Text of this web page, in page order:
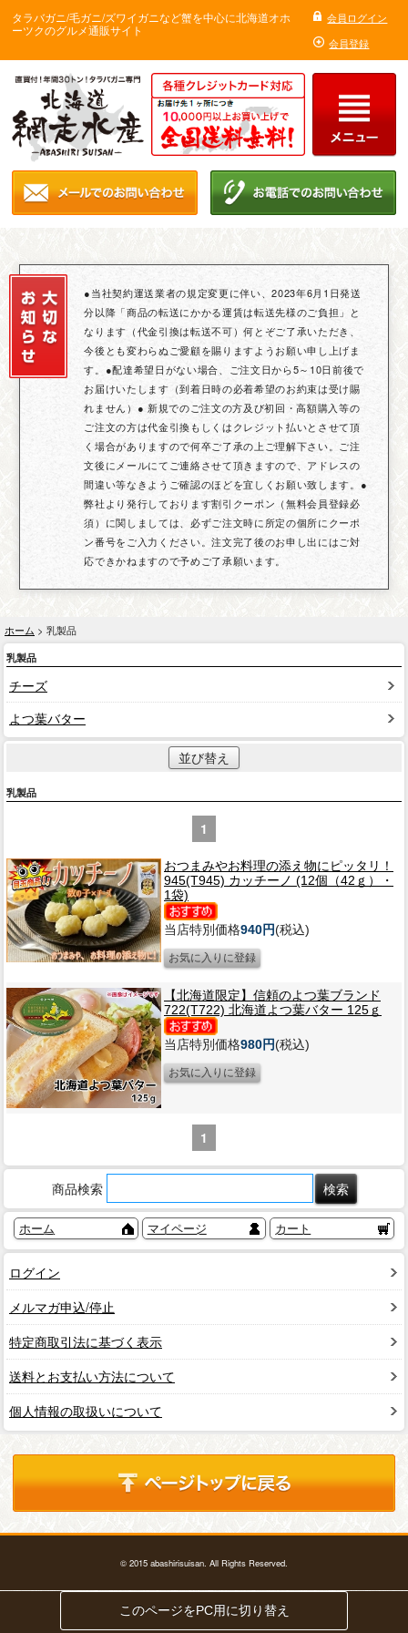
タラバガニ/毛ガニ/ズワイガニなど蟹を中心に北海道オホ
ーツクのグルメ通販サイト
会員ログイン
会員登録
●当社契約運送業者の規定変更に伴い、2023年6月1日発送
分以降「商品の転送にかかる運賃は転送先様のご負担」と
なります（代金引換は転送不可）何とぞご了承いただき、
今後とも変わらぬご愛顧を賜りますようお願い申し上げま
す。●配達希望日がない場合、ご注文日から5～10日前後で
お届けいたします（到着日時の必着希望のお約束は受け賜
れません）● 新規でのご注文の方及び初回・高額購入等の
ご注文の方は代金引換もしくはクレジット払いとさせて頂
く場合がありますので何卒ご了承の上ご理解下さい。ご注
文後にメールにてご連絡させて頂きますので、アドレスの
間違い等なきようご確認のほどを宜しくお願い致します。●
弊社より発行しております割引クーポン（無料会員登録必
須）に関しましては、必ずご注文時に所定の個所にクーポ
ン番号をご入力ください。注文完了後のお申し出にはご対
応できかねますので予めご了承願います。
ホーム > 乳製品
乳製品
チーズ
よつ葉バター
並び替え
乳製品
1
おつまみやお料理の添え物にピッタリ！
945(T945) カッチーノ (12個（42ｇ）・
1袋)
当店特別価格940円(税込)
【北海道限定】信頼のよつ葉ブランド
722(T722) 北海道よつ葉バター 125ｇ
当店特別価格980円(税込)
1
商品検索
ホーム マイページ カート
ログイン
メルマガ申込/停止
特定商取引法に基づく表示
送料とお支払い方法について
個人情報の取扱いについて
© 2015 abashirisuisan. All Rights Reserved.
このページをPC用に切り替え